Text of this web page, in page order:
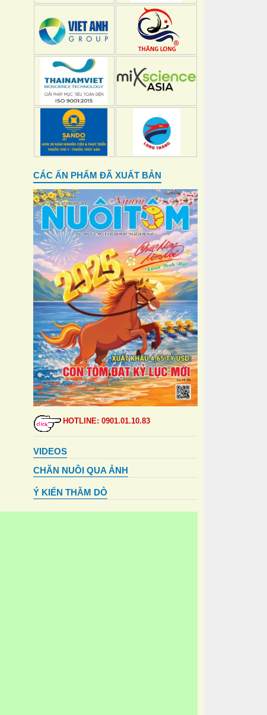
CÁC ẤN PHẨM ĐÃ XUẤT BẢN
HOTLINE: 0901.01.10.83
VIDEOS
CHĂN NUÔI QUA ẢNH
Ý KIẾN THĂM DÒ